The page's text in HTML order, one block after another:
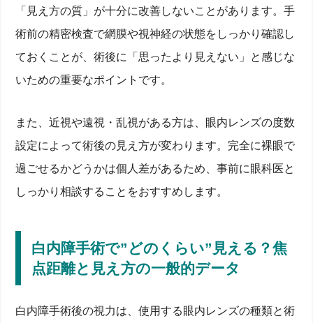
「見え方の質」が十分に改善しないことがあります。手
術前の精密検査で網膜や視神経の状態をしっかり確認し
ておくことが、術後に「思ったより見えない」と感じな
いための重要なポイントです。
また、近視や遠視・乱視がある方は、眼内レンズの度数
設定によって術後の見え方が変わります。完全に裸眼で
過ごせるかどうかは個人差があるため、事前に眼科医と
しっかり相談することをおすすめします。
白内障手術で”どのくらい”見える？焦
点距離と見え方の一般的データ
白内障手術後の視力は、使用する眼内レンズの種類と術